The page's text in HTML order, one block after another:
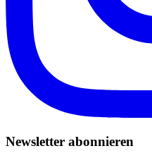
Newsletter abonnieren